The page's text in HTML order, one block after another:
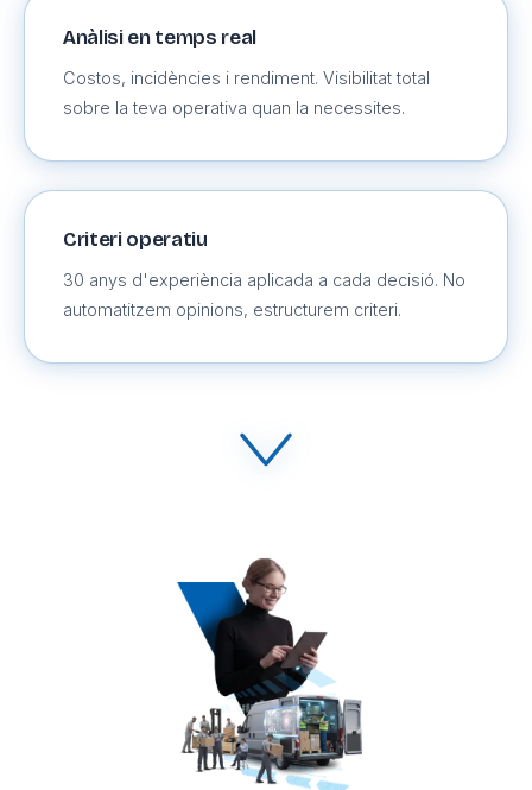
Anàlisi en temps real
Costos, incidències i rendiment. Visibilitat total
sobre la teva operativa quan la necessites.
Criteri operatiu
30 anys d'experiència aplicada a cada decisió. No
automatitzem opinions, estructurem criteri.